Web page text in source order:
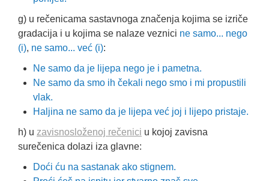
g) u rečenicama sastavnoga značenja kojima se izriče
gradacija i u kojima se nalaze veznici ne samo... nego
(i), ne samo... već (i):
Ne samo da je lijepa nego je i pametna.
Ne samo da smo ih čekali nego smo i mi propustili
vlak.
Haljina ne samo da je lijepa već joj i lijepo pristaje.
h) u zavisnosloženoj rečenici u kojoj zavisna
surečenica dolazi iza glavne:
Doći ću na sastanak ako stignem.